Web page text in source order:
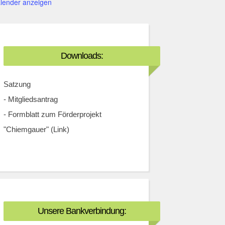
Downloads:
Satzung
- Mitgliedsantrag
- Formblatt zum Förderprojekt
"Chiemgauer" (Link)
Unsere Bankverbindung: